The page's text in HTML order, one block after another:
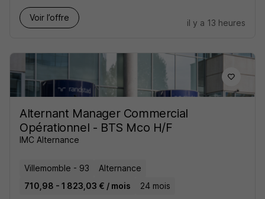
Voir l’offre
il y a 13 heures
Alternant Manager Commercial
Opérationnel - BTS Mco H/F
IMC Alternance
Villemomble - 93
Alternance
710,98 - 1 823,03 € / mois
24 mois